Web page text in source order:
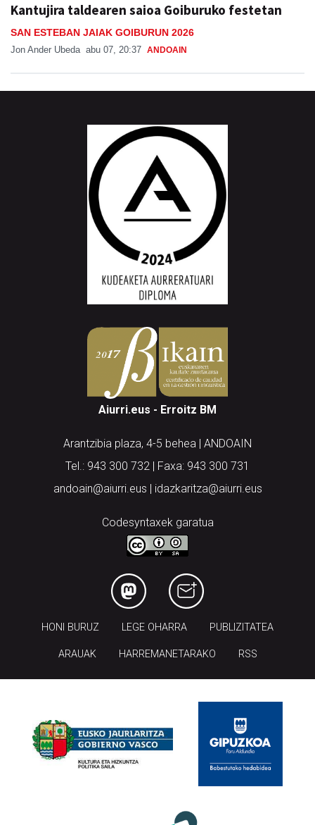
Kantujira taldearen saioa Goiburuko festetan
SAN ESTEBAN JAIAK GOIBURUN 2026
Jon Ander Ubeda abu 07, 20:37 ANDOAIN
Aiurri.eus - Erroitz BM
Arantzibia plaza, 4-5 behea | ANDOAIN
Tel.: 943 300 732 | Faxa: 943 300 731
andoain@aiurri.eus | idazkaritza@aiurri.eus
Codesyntaxek garatua
HONI BURUZ LEGE OHARRA PUBLIZITATEA
ARAUAK HARREMANETARAKO RSS